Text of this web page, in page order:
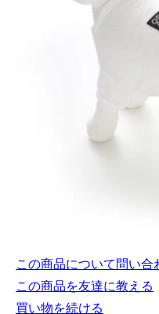
この商品について問い合
この商品を友達に教える
買い物を続ける